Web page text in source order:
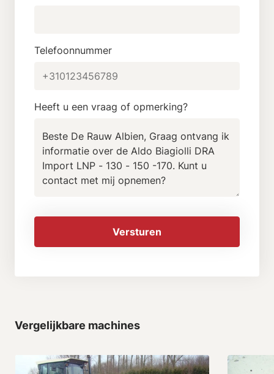
Telefoonnummer
Heeft u een vraag of opmerking?
Versturen
Vergelijkbare machines